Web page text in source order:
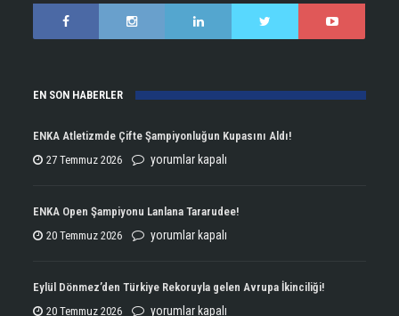
EN SON HABERLER
ENKA Atletizmde Çifte Şampiyonluğun Kupasını Aldı!
27 Temmuz 2026
ENKA
Çifte
Şampiyonluğun
Aldı!
yorumlar kapalı
ENKA Open Şampiyonu Lanlana Tararudee!
20 Temmuz 2026
ENKA
Şampiyonu
Lanlana
yorumlar kapalı
Eylül Dönmez’den Türkiye Rekoruyla gelen Avrupa İkinciliği!
20 Temmuz 2026
Eylül
yorumlar kapalı